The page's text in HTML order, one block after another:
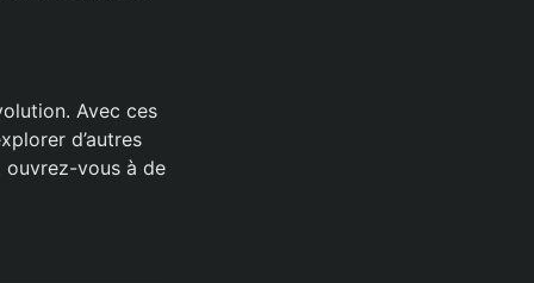
Avec ces
d’autres
ouvrez-vous à de